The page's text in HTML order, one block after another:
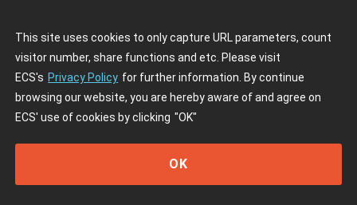
This site uses cookies to only capture URL parameters, count
visitor number, share functions and etc. Please visit
ECS's Privacy Policy for further information. By continue
browsing our website, you are hereby aware of and agree on
ECS' use of cookies by clicking "OK"
OK